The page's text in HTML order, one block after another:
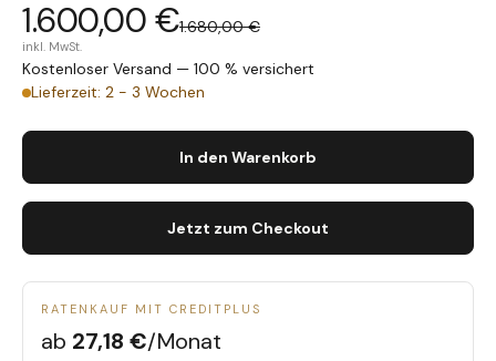
1.600,00 €1.680,00 €
inkl. MwSt.
Kostenloser Versand — 100 % versichert
Lieferzeit: 2 - 3 Wochen
In den Warenkorb
Jetzt zum Checkout
RATENKAUF MIT CREDITPLUS
ab 27,18 €/Monat